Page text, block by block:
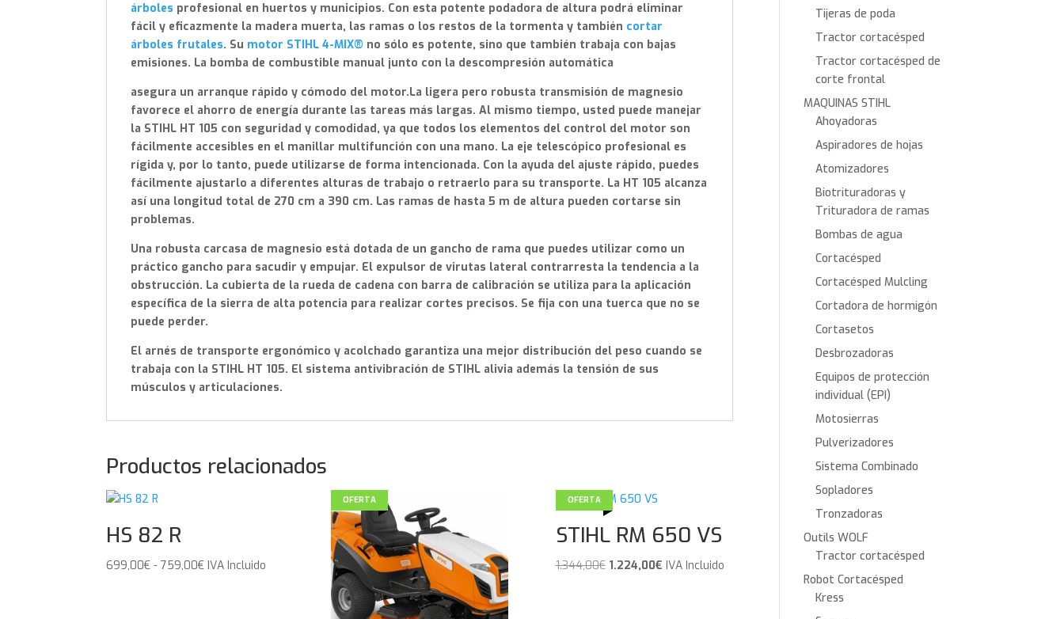
árboles profesional en huertos y municipios. Con esta potente podadora de altura podrá eliminar
fácil y eficazmente la madera muerta, las ramas o los restos de la tormenta y también cortar
árboles frutales. Su motor STIHL 4-MIX® no sólo es potente, sino que también trabaja con bajas
emisiones. La bomba de combustible manual junto con la descompresión automática
asegura un arranque rápido y cómodo del motor.La ligera pero robusta transmisión de magnesio
favorece el ahorro de energía durante las tareas más largas. Al mismo tiempo, usted puede manejar
la STIHL HT 105 con seguridad y comodidad, ya que todos los elementos del control del motor son
fácilmente accesibles en el manillar multifunción con una mano. La eje telescópico profesional es
rígida y, por lo tanto, puede utilizarse de forma intencionada. Con la ayuda del ajuste rápido, puedes
fácilmente ajustarlo a diferentes alturas de trabajo o retraerlo para su transporte. La HT 105 alcanza
así una longitud total de 270 cm a 390 cm. Las ramas de hasta 5 m de altura pueden cortarse sin
problemas.
Una robusta carcasa de magnesio está dotada de un gancho de rama que puedes utilizar como un
práctico gancho para sacudir y empujar. El expulsor de virutas lateral contrarresta la tendencia a la
obstrucción. La cubierta de la rueda de cadena con barra de calibración se utiliza para la aplicación
específica de la sierra de alta potencia para realizar cortes precisos. Se fija con una tuerca que no se
puede perder.
El arnés de transporte ergonómico y acolchado garantiza una mejor distribución del peso cuando se
trabaja con la STIHL HT 105. El sistema antivibración de STIHL alivia además la tensión de sus
músculos y articulaciones.
Productos relacionados
HS 82 R
699,00€ - 759,00€Rango
IVA Incluido
OFERTA OFERTA
STIHL RM 650 VS
1.344,00€ El
1.224,00€ElIVA Incluido
Tijeras de poda
Tractor cortacésped
Tractor cortacésped de
corte frontal
MAQUINAS STIHL
Ahoyadoras
Aspiradores de hojas
Atomizadores
Biotrituradoras y
Trituradora de ramas
Bombas de agua
Cortacésped
Cortacésped Mulcling
Cortadora de hormigón
Cortasetos
Desbrozadoras
Equipos de protección
individual (EPI)
Motosierras
Pulverizadores
Sistema Combinado
Sopladores
Tronzadoras
Outils WOLF
Tractor cortacésped
Robot Cortacésped
Kress